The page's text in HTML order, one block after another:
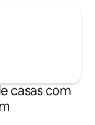
casas com